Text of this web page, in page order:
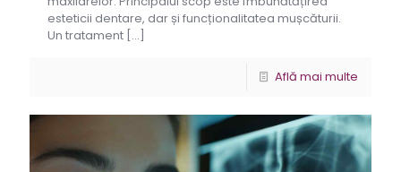
esteticii dentare, dar și funcționalitatea mușcăturii.
Un tratament […]
Află mai multe